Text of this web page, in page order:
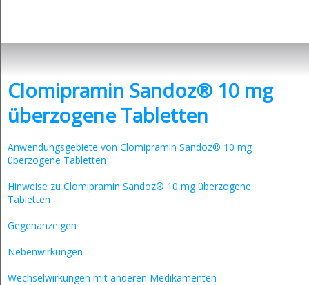
Clomipramin Sandoz® 10 mg
überzogene Tabletten
Anwendungsgebiete von Clomipramin Sandoz® 10 mg
überzogene Tabletten
Hinweise zu Clomipramin Sandoz® 10 mg überzogene
Tabletten
Gegenanzeigen
Nebenwirkungen
Wechselwirkungen mit anderen Medikamenten